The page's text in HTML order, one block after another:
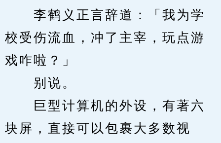
李鹤义正言辞道：「我为学
校受伤流血，冲了主宰，玩点游
戏咋啦？」
别说。
巨型计算机的外设，有著六
块屏，直接可以包裹大多数视